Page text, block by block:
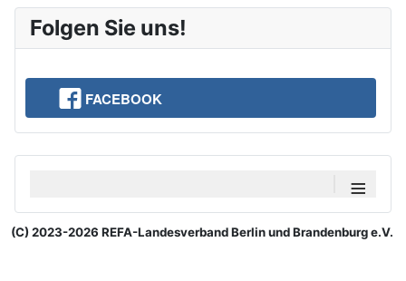
Folgen Sie uns!
FACEBOOK
≡
(C) 2023-2026 REFA-Landesverband Berlin und Brandenburg e.V.